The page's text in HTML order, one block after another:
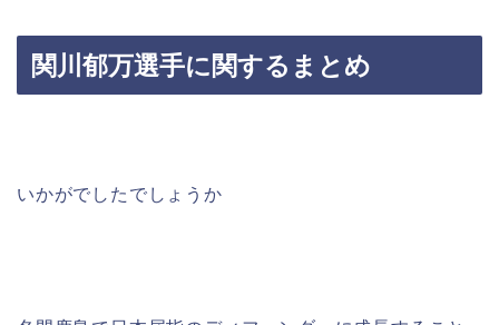
関川郁万選手に関するまとめ
いかがでしたでしょうか